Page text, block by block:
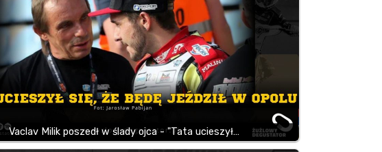
Vaclav Milik poszedł w ślady ojca - "Tata ucieszył…